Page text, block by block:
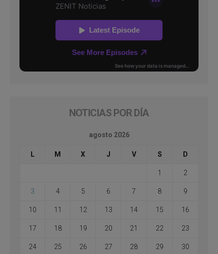
NOTICIAS POR DÍA
agosto 2026
L M X J V S D
1 2
3 4 5 6 7 8 9
10 11 12 13 14 15 16
17 18 19 20 21 22 23
24 25 26 27 28 29 30